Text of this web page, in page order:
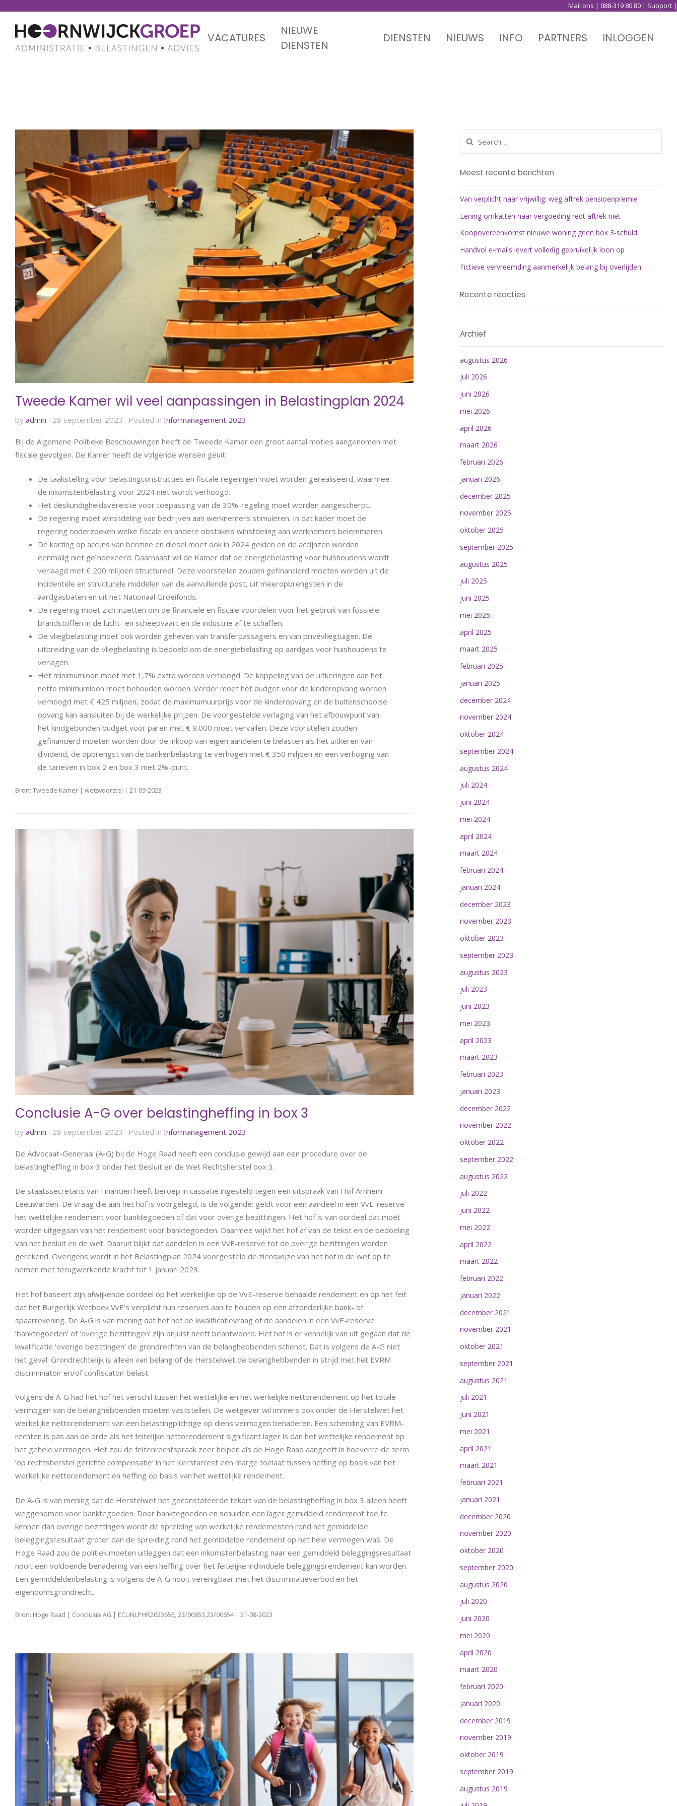
Mail ons | 088-319 80 80 | Support |
VACATURES
NIEUWE
DIENSTEN
DIENSTEN NIEUWS INFO PARTNERS INLOGGEN
Tweede Kamer wil veel aanpassingen in Belastingplan 2024
by admin 28 september 2023 Posted in Informanagement 2023
Bij de Algemene Politieke Beschouwingen heeft de Tweede Kamer een groot aantal moties aangenomen met
fiscale gevolgen. De Kamer heeft de volgende wensen geuit:
De taakstelling voor belastingconstructies en fiscale regelingen moet worden gerealiseerd, waarmee
de inkomstenbelasting voor 2024 niet wordt verhoogd.
Het deskundigheidsvereiste voor toepassing van de 30%-regeling moet worden aangescherpt.
De regering moet winstdeling van bedrijven aan werknemers stimuleren. In dat kader moet de
regering onderzoeken welke fiscale en andere obstakels winstdeling aan werknemers belemmeren.
De korting op accijns van benzine en diesel moet ook in 2024 gelden en de accijnzen worden
eenmalig niet geïndexeerd. Daarnaast wil de Kamer dat de energiebelasting voor huishoudens wordt
verlaagd met € 200 miljoen structureel. Deze voorstellen zouden gefinancierd moeten worden uit de
incidentele en structurele middelen van de aanvullende post, uit meeropbrengsten in de
aardgasbaten en uit het Nationaal Groeifonds.
De regering moet zich inzetten om de financiële en fiscale voordelen voor het gebruik van fossiele
brandstoffen in de lucht- en scheepvaart en de industrie af te schaffen.
De vliegbelasting moet ook worden geheven van transferpassagiers en van privévliegtuigen. De
uitbreiding van de vliegbelasting is bedoeld om de energiebelasting op aardgas voor huishoudens te
verlagen.
Het minimumloon moet met 1,7% extra worden verhoogd. De koppeling van de uitkeringen aan het
netto minimumloon moet behouden worden. Verder moet het budget voor de kinderopvang worden
verhoogd met € 425 miljoen, zodat de maximumuurprijs voor de kinderopvang en de buitenschoolse
opvang kan aansluiten bij de werkelijke prijzen. De voorgestelde verlaging van het afbouwpunt van
het kindgebonden budget voor paren met € 9.000 moet vervallen. Deze voorstellen zouden
gefinancierd moeten worden door de inkoop van eigen aandelen te belasten als het uitkeren van
dividend, de opbrengst van de bankenbelasting te verhogen met € 350 miljoen en een verhoging van
de tarieven in box 2 en box 3 met 2%-punt.
Bron: Tweede Kamer | wetsvoorstel | 21-09-2023
Conclusie A-G over belastingheffing in box 3
by admin 28 september 2023 Posted in Informanagement 2023
De Advocaat-Generaal (A-G) bij de Hoge Raad heeft een conclusie gewijd aan een procedure over de
belastingheffing in box 3 onder het Besluit en de Wet Rechtsherstel box 3.
De staatssecretaris van Financiën heeft beroep in cassatie ingesteld tegen een uitspraak van Hof Arnhem-
Leeuwarden. De vraag die aan het hof is voorgelegd, is de volgende: geldt voor een aandeel in een VvE-reserve
het wettelijke rendement voor banktegoeden of dat voor overige bezittingen. Het hof is van oordeel dat moet
worden uitgegaan van het rendement voor banktegoeden. Daarmee wijkt het hof af van de tekst en de bedoeling
van het besluit en de wet. Daaruit blijkt dat aandelen in een VvE-reserve tot de overige bezittingen worden
gerekend. Overigens wordt in het Belastingplan 2024 voorgesteld de zienswijze van het hof in de wet op te
nemen met terugwerkende kracht tot 1 januari 2023.
Het hof baseert zijn afwijkende oordeel op het werkelijke op de VvE-reserve behaalde rendement en op het feit
dat het Burgerlijk Wetboek VvE’s verplicht hun reserves aan te houden op een afzonderlijke bank- of
spaarrekening. De A-G is van mening dat het hof de kwalificatievraag of de aandelen in een VvE-reserve
‘banktegoeden’ of ‘overige bezittingen’ zijn onjuist heeft beantwoord. Het hof is er kennelijk van uit gegaan dat de
kwalificatie ‘overige bezittingen’ de grondrechten van de belanghebbenden schendt. Dat is volgens de A-G niet
het geval. Grondrechtelijk is alleen van belang of de Herstelwet de belanghebbenden in strijd met het EVRM
discriminatoir en/of confiscatoir belast.
Volgens de A-G had het hof het verschil tussen het wettelijke en het werkelijke nettorendement op het totale
vermogen van de belanghebbenden moeten vaststellen. De wetgever wil immers ook onder de Herstelwet het
werkelijke nettorendement van een belastingplichtige op diens vermogen benaderen. Een schending van EVRM-
rechten is pas aan de orde als het feitelijke nettorendement significant lager is dan het wettelijke rendement op
het gehele vermogen. Het zou de feitenrechtspraak zeer helpen als de Hoge Raad aangeeft in hoeverre de term
‘op rechtsherstel gerichte compensatie’ in het Kerstarrest een marge toelaat tussen heffing op basis van het
werkelijke nettorendement en heffing op basis van het wettelijke rendement.
De A-G is van mening dat de Herstelwet het geconstateerde tekort van de belastingheffing in box 3 alleen heeft
weggenomen voor banktegoeden. Door banktegoeden en schulden een lager gemiddeld rendement toe te
kennen dan overige bezittingen wordt de spreiding van werkelijke rendementen rond het gemiddelde
beleggingsresultaat groter dan de spreiding rond het gemiddelde rendement op het hele vermogen was. De
Hoge Raad zou de politiek moeten uitleggen dat een inkomstenbelasting naar een gemiddeld beleggingsresultaat
nooit een voldoende benadering van een heffing over het feitelijke individuele beleggingsrendement kan worden.
Een gemiddeldenbelasting is volgens de A-G nooit verenigbaar met het discriminatieverbod en het
eigendomsgrondrecht.
Bron: Hoge Raad | Conclusie AG | ECLINLPHR2023655, 23/00653,23/00654 | 31-08-2023
Meest recente berichten
Van verplicht naar vrijwillig: weg aftrek pensioenpremie
Lening omkatten naar vergoeding redt aftrek niet
Koopovereenkomst nieuwe woning geen box 3-schuld
Handvol e-mails levert volledig gebruikelijk loon op
Fictieve vervreemding aanmerkelijk belang bij overlijden
Recente reacties
Archief
augustus 2026
juli 2026
juni 2026
mei 2026
april 2026
maart 2026
februari 2026
januari 2026
december 2025
november 2025
oktober 2025
september 2025
augustus 2025
juli 2025
juni 2025
mei 2025
april 2025
maart 2025
februari 2025
januari 2025
december 2024
november 2024
oktober 2024
september 2024
augustus 2024
juli 2024
juni 2024
mei 2024
april 2024
maart 2024
februari 2024
januari 2024
december 2023
november 2023
oktober 2023
september 2023
augustus 2023
juli 2023
juni 2023
mei 2023
april 2023
maart 2023
februari 2023
januari 2023
december 2022
november 2022
oktober 2022
september 2022
augustus 2022
juli 2022
juni 2022
mei 2022
april 2022
maart 2022
februari 2022
januari 2022
december 2021
november 2021
oktober 2021
september 2021
augustus 2021
juli 2021
juni 2021
mei 2021
april 2021
maart 2021
februari 2021
januari 2021
december 2020
november 2020
oktober 2020
september 2020
augustus 2020
juli 2020
juni 2020
mei 2020
april 2020
maart 2020
februari 2020
januari 2020
december 2019
november 2019
oktober 2019
september 2019
augustus 2019